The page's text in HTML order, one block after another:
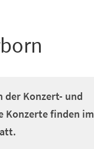
der Konzert- und
Konzerte finden im